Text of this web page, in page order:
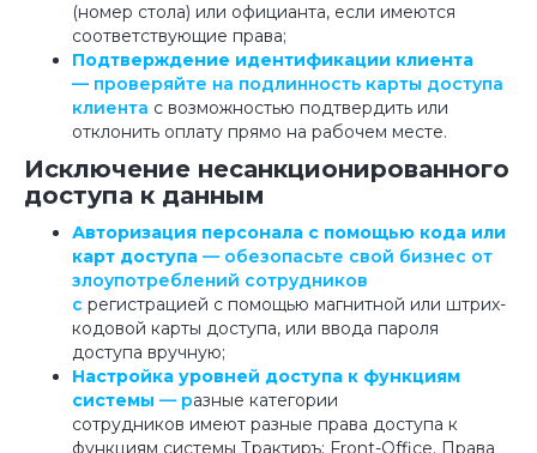
(номер стола) или официанта, если имеются
соответствующие права;
Подтверждение идентификации клиента
— проверяйте на подлинность карты доступа
клиента с возможностью подтвердить или
отклонить оплату прямо на рабочем месте.
Исключение несанкционированного
доступа к данным
Авторизация персонала с помощью кода или
карт доступа — обезопасьте свой бизнес от
злоупотреблений сотрудников
с регистрацией с помощью магнитной или штрих-
кодовой карты доступа, или ввода пароля
доступа вручную;
Настройка уровней доступа к функциям
системы — разные категории
сотрудников имеют разные права доступа к
функциям системы Трактиръ: Front-Office. Права